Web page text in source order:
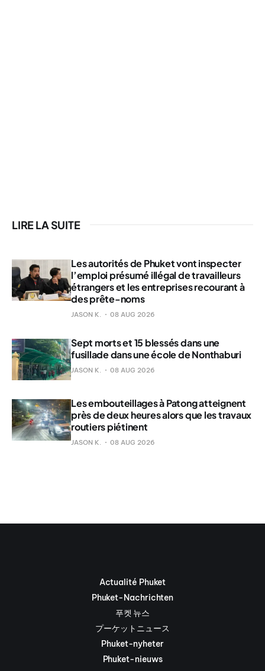
LIRE LA SUITE
Les autorités de Phuket vont inspecter
l’emploi présumé illégal de travailleurs
étrangers et les entreprises recourant à
des prête-noms
JASON K. 08 AUG 2026
Sept morts et 15 blessés dans une
fusillade dans une école de Nonthaburi
JASON K. 08 AUG 2026
Les embouteillages à Patong atteignent
près de deux heures alors que les travaux
routiers piétinent
JASON K. 08 AUG 2026
Actualité Phuket
Phuket-Nachrichten
푸켓 뉴스
プーケットニュース
Phuket-nyheter
Phuket-nieuws